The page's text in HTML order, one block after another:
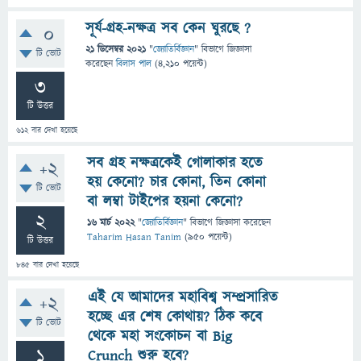
0
টি ভোট
3
টি উত্তর
612বার দেখা হয়েছে
সূর্য-গ্রহ-নক্ষত্র সব কেন ঘুরছে ?
21 ডিসেম্বর 2021 "জ্যোতির্বিজ্ঞান" বিভাগে জিজ্ঞাসা
করেছেনবিলাস পাল (4,210 পয়েন্ট)
+2
টি ভোট
2
টি উত্তর
845 বার দেখা হয়েছে
সব গ্রহ নক্ষত্রকেই গোলাকার হতে
হয় কেনো? চার কোনা, তিন কোনা
বা লম্বা টাইপের হয়না কেনো?
16 মার্চ 2022 "জ্যোতির্বিজ্ঞান" বিভাগে জিজ্ঞাসাকরেছেন
Taharim Hasan Tanim (950 পয়েন্ট)
+2
টি ভোট
এই যে আমাদের মহাবিশ্ব সম্প্রসারিত
হচ্ছে এর শেষ কোথায়? ঠিক কবে
থেকে মহা সংকোচন বা Big
Crunch শুরু হবে?